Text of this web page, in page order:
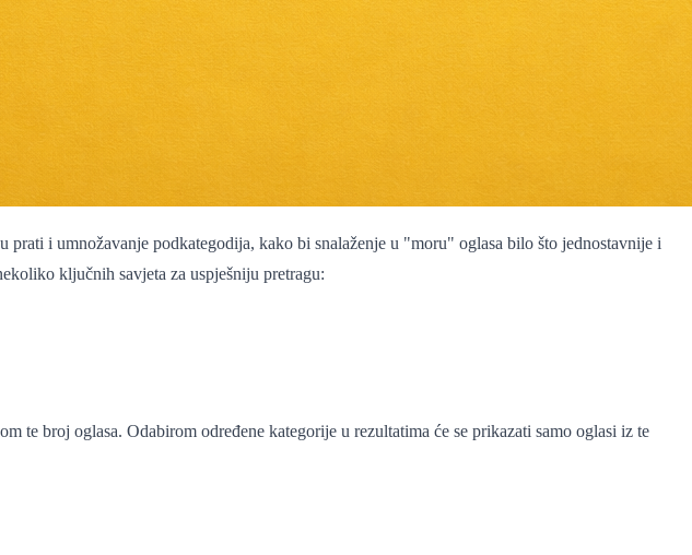
i umnožavanje podkategodija, kako bi snalaženje u "moru" oglasa bilo što jednostavnije i
ključnih savjeta za uspješniju pretragu:
te broj oglasa. Odabirom određene kategorije u rezultatima će se prikazati samo oglasi iz te